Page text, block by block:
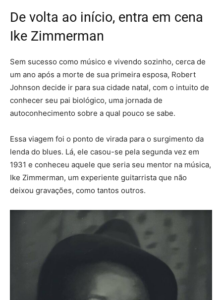
De volta ao início, entra em cena
Ike Zimmerman
Sem sucesso como músico e vivendo sozinho, cerca de
um ano após a morte de sua primeira esposa, Robert
Johnson decide ir para sua cidade natal, com o intuito de
conhecer seu pai biológico, uma jornada de
autoconhecimento sobre a qual pouco se sabe.
Essa viagem foi o ponto de virada para o surgimento da
lenda do blues. Lá, ele casou-se pela segunda vez em
1931 e conheceu aquele que seria seu mentor na música,
Ike Zimmerman, um experiente guitarrista que não
deixou gravações, como tantos outros.